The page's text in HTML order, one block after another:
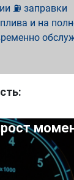
⛽ заправки
и на